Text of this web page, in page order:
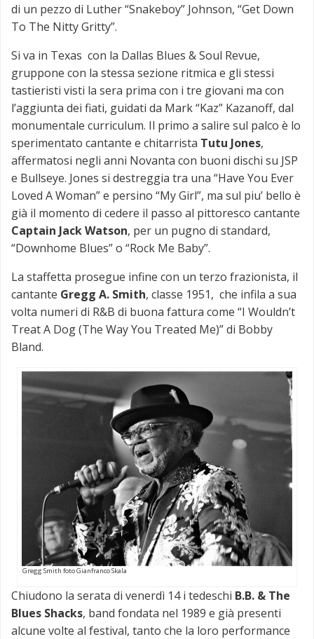
di un pezzo di Luther “Snakeboy” Johnson, “Get Down
To The Nitty Gritty”.
Si va in Texas con la Dallas Blues & Soul Revue,
gruppone con la stessa sezione ritmica e gli stessi
tastieristi visti la sera prima con i tre giovani ma con
l’aggiunta dei fiati, guidati da Mark “Kaz” Kazanoff, dal
monumentale curriculum. Il primo a salire sul palco è lo
sperimentato cantante e chitarrista Tutu Jones,
affermatosi negli anni Novanta con buoni dischi su JSP
e Bullseye. Jones si destreggia tra una “Have You Ever
Loved A Woman” e persino “My Girl”, ma sul piu’ bello è
già il momento di cedere il passo al pittoresco cantante
Captain Jack Watson, per un pugno di standard,
“Downhome Blues” o “Rock Me Baby”.
La staffetta prosegue infine con un terzo frazionista, il
cantante Gregg A. Smith, classe 1951, che infila a sua
volta numeri di R&B di buona fattura come “I Wouldn’t
Treat A Dog (The Way You Treated Me)” di Bobby
Bland.
Gregg Smith foto Gianfranco Skala
Chiudono la serata di venerdì 14 i tedeschi B.B. & The
Blues Shacks, band fondata nel 1989 e già presenti
alcune volte al festival, tanto che la loro performance